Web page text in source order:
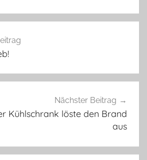
Nächster Beitrag
Kühlschrank löste den Brand
aus